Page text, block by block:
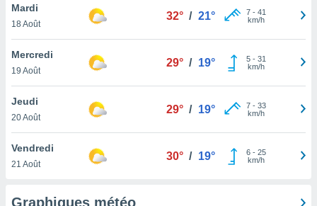
notre
que
et que
Mardi
18 Août
32° / 21° 7- 41
km/h
Mercredi
19 Août
29° / 19° 5- 31
km/h
Jeudi
20 Août
29° / 19° 7- 33
km/h
Vendredi
21 Août
30° / 19° 6- 25
km/h
Graphiques météo